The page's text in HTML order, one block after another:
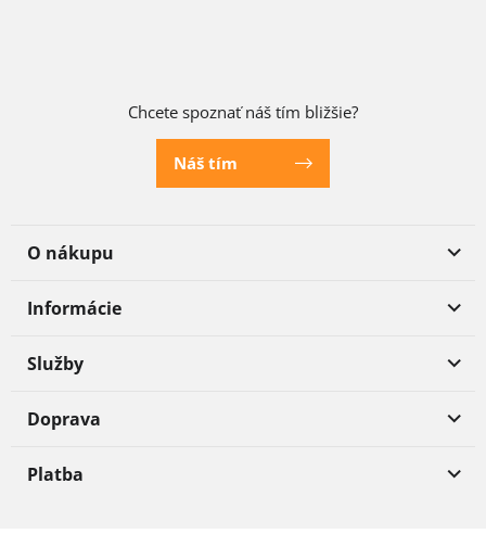
Chcete spoznať náš tím bližšie?
Náš tím
O nákupu
Informácie
Služby
Doprava
Platba